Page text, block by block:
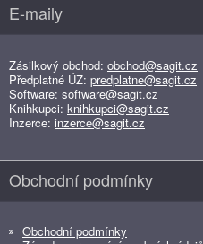
E-maily
Zásilkový obchod: obchod@sagit.cz
Předplatné ÚZ: predplatne@sagit.cz
Software: software@sagit.cz
Knihkupci: knihkupci@sagit.cz
Inzerce: inzerce@sagit.cz
Obchodní podmínky
Obchodní podmínky